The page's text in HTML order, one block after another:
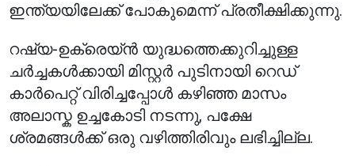
ഇന്ത്യയിലേക്ക് പോകുമെന്ന് പ്രതീക്ഷിക്കുന്നു.
റഷ്യ-ഉക്രെയ്ൻ യുദ്ധത്തെക്കുറിച്ചുള്ള
ചർച്ചകൾക്കായി മിസ്റ്റർ പുടിനായി റെഡ്
കാർപെറ്റ് വിരിച്ചപ്പോൾ കഴിഞ്ഞ മാസം
അലാസ്ക ഉച്ചകോടി നടന്നു, പക്ഷേ
ശ്രമങ്ങൾക്ക് ഒരു വഴിത്തിരിവും ലഭിച്ചില്ല.